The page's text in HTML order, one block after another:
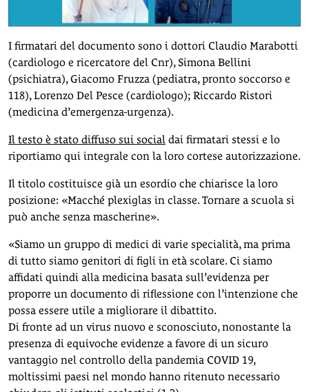
I firmatari del documento sono i dottori Claudio Marabotti
(cardiologo e ricercatore del Cnr), Simona Bellini
(psichiatra), Giacomo Fruzza (pediatra, pronto soccorso e
118), Lorenzo Del Pesce (cardiologo); Riccardo Ristori
(medicina d’emergenza-urgenza).
Il testo è stato diffuso sui social dai firmatari stessi e lo
riportiamo qui integrale con la loro cortese autorizzazione.
Il titolo costituisce già un esordio che chiarisce la loro
posizione: «Macché plexiglas in classe. Tornare a scuola si
può anche senza mascherine».
«Siamo un gruppo di medici di varie specialità, ma prima
di tutto siamo genitori di figli in età scolare. Ci siamo
affidati quindi alla medicina basata sull’evidenza per
proporre un documento di riflessione con l’intenzione che
possa essere utile a migliorare il dibattito.
Di fronte ad un virus nuovo e sconosciuto, nonostante la
presenza di equivoche evidenze a favore di un sicuro
vantaggio nel controllo della pandemia COVID 19,
moltissimi paesi nel mondo hanno ritenuto necessario